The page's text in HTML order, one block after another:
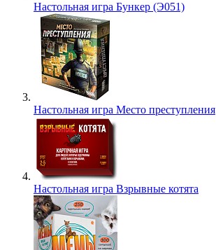
Настольная игра Бункер (Э051)
Настольная игра Место преступления
Настольная игра Взрывные котята